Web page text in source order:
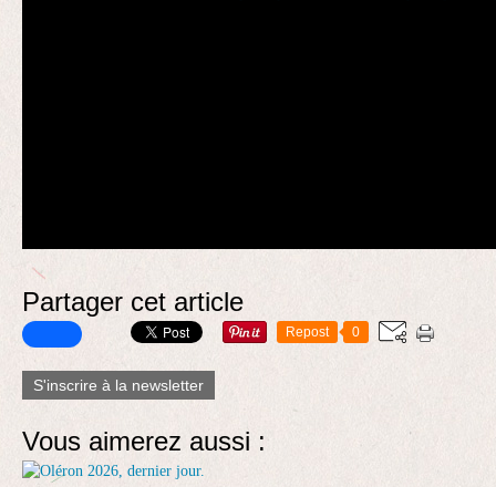
Partager cet article
Repost 0
S'inscrire à la newsletter
Vous aimerez aussi :